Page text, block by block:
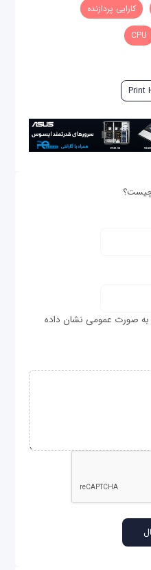
کارایی پردازنده
CPU
Print
صورت عمومی نشان داده